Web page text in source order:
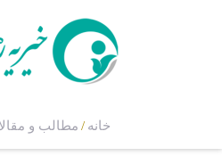
خانه / مطالب و